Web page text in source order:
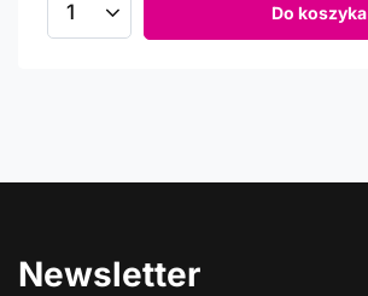
Do koszyka
Newsletter